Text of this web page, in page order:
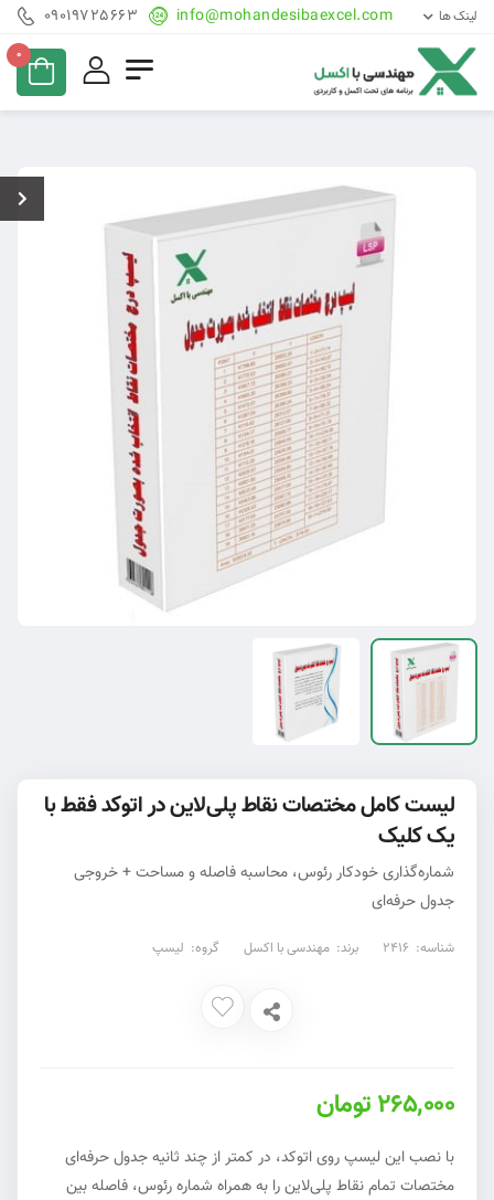
لینک ها 09019725663 info@mohandesibaexcel.com
0
لیست کامل مختصات نقاط پلی‌لاین در اتوکد فقط با
یک کلیک
شماره‌گذاری خودکار رئوس، محاسبه فاصله و مساحت + خروجی
جدول حرفه‌ای
شناسه: 2416 برند: مهندسی با اکسل گروه: لیسپ
265,000 تومان
با نصب این لیسپ روی اتوکد، در کمتر از چند ثانیه جدول حرفه‌ای
مختصات تمام نقاط پلی‌لاین را به همراه شماره رئوس، فاصله بین